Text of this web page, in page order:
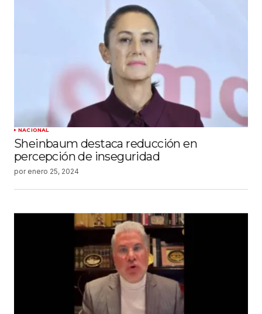
NACIONAL
Sheinbaum destaca reducción en
percepción de inseguridad
por enero 25, 2024